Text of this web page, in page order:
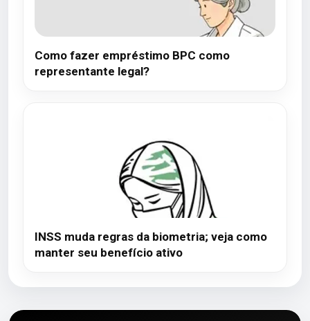
Como fazer empréstimo BPC como
representante legal?
INSS muda regras da biometria; veja como
manter seu benefício ativo